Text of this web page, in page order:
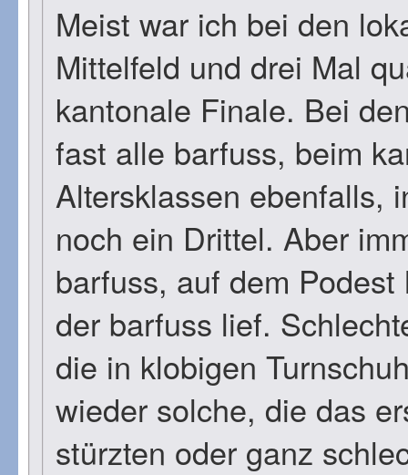
Meist war ich bei den
Mittelfeld und drei Mal
kantonale Finale. Bei
fast alle barfuss, beim
Altersklassen ebenfalls,
noch ein Drittel. Aber
barfuss, auf dem
der barfuss lief.
die in klobigen
wieder solche, die das
stürzten oder ganz